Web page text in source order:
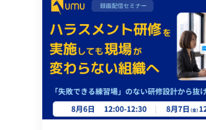
AIでステークホルダー分析を行い、
戦略を立案。組織を巻き込み、成果
を出す推進力を養う
AI人材育成：HRエンパワーメ
AIでオペレーション業務から解放。
人と向き合い、組織を変える戦略人